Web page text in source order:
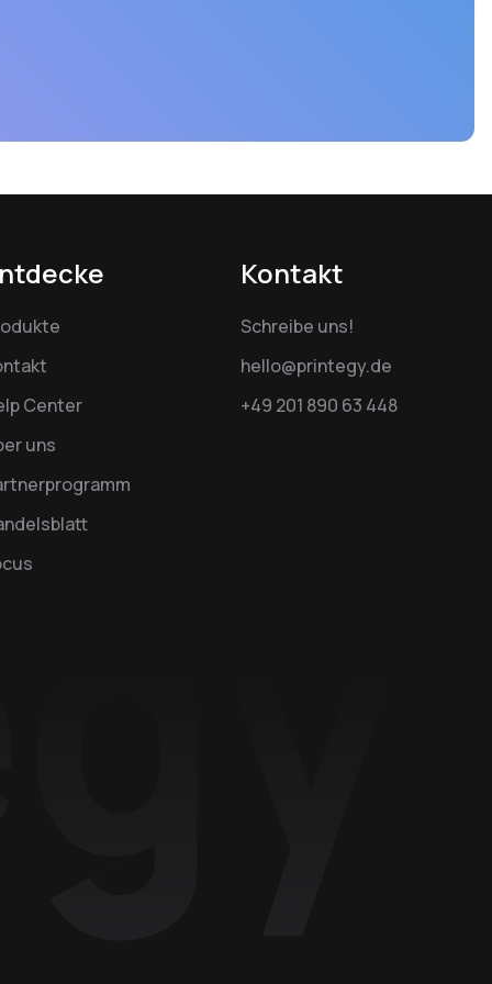
Center
uns
Kontakt
Schreibe uns!
hello@printegy.de
+49 201 890 63 448